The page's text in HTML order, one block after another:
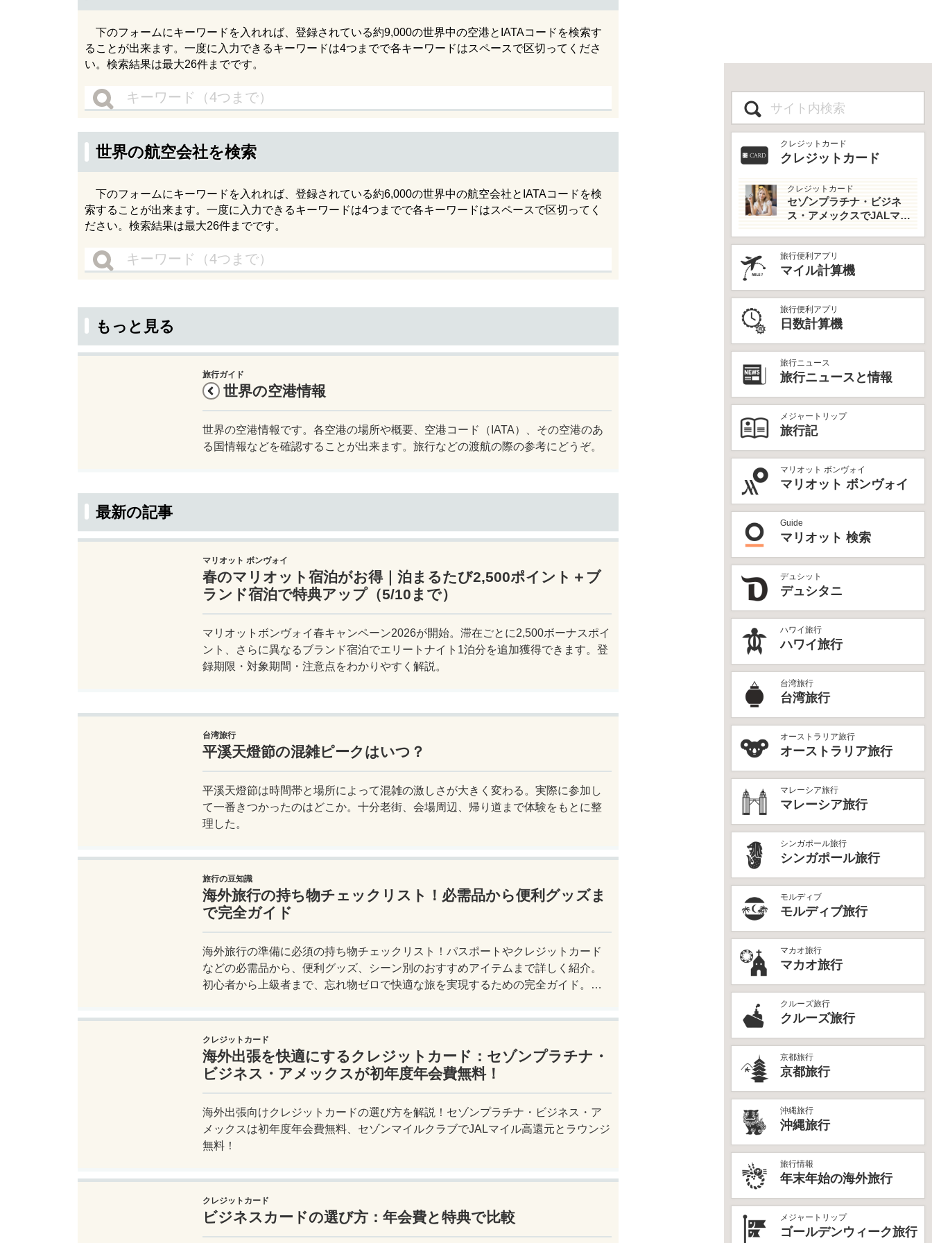
下のフォームにキーワードを入れれば、登録されている約9,000の世界中の空港とIATAコードを検索す
ることが出来ます。一度に入力できるキーワードは4つまでで各キーワードはスペースで区切ってくださ
い。検索結果は最大26件までです。
世界の航空会社を検索
下のフォームにキーワードを入れれば、登録されている約6,000の世界中の航空会社とIATAコードを検
索することが出来ます。一度に入力できるキーワードは4つまでで各キーワードはスペースで区切ってく
ださい。検索結果は最大26件までです。
もっと見る
旅行ガイド
世界の空港情報
世界の空港情報です。各空港の場所や概要、空港コード（IATA）、その空港のあ
る国情報などを確認することが出来ます。旅行などの渡航の際の参考にどうぞ。
最新の記事
マリオット ボンヴォイ
春のマリオット宿泊がお得｜泊まるたび2,500ポイント＋ブ
ランド宿泊で特典アップ（5/10まで）
マリオットボンヴォイ春キャンペーン2026が開始。滞在ごとに2,500ボーナスポイ
ント、さらに異なるブランド宿泊でエリートナイト1泊分を追加獲得できます。登
録期限・対象期間・注意点をわかりやすく解説。
台湾旅行
平溪天燈節の混雑ピークはいつ？
平溪天燈節は時間帯と場所によって混雑の激しさが大きく変わる。実際に参加し
て一番きつかったのはどこか。十分老街、会場周辺、帰り道まで体験をもとに整
理した。
旅行の豆知識
海外旅行の持ち物チェックリスト！必需品から便利グッズま
で完全ガイド
海外旅行の準備に必須の持ち物チェックリスト！パスポートやクレジットカード
などの必需品から、便利グッズ、シーン別のおすすめアイテムまで詳しく紹介。
初心者から上級者まで、忘れ物ゼロで快適な旅を実現するための完全ガイド。メ
クレジットカード
海外出張を快適にするクレジットカード：セゾンプラチナ・
ビジネス・アメックスが初年度年会費無料！
海外出張向けクレジットカードの選び方を解説！セゾンプラチナ・ビジネス・ア
メックスは初年度年会費無料、セゾンマイルクラブでJALマイル高還元とラウンジ
無料！
クレジットカード
ビジネスカードの選び方：年会費と特典で比較
クレジットカード
クレジットカード
クレジットカード
セゾンプラチナ・ビジネ
ス・アメックスでJALマイ
を最大活用！
旅行便利アプリ
マイル計算機
旅行便利アプリ
日数計算機
旅行ニュース
旅行ニュースと情報
メジャートリップ
旅行記
マリオット ボンヴォイ
マリオット ボンヴォイ
Guide
マリオット 検索
デュシット
デュシタニ
ハワイ旅行
ハワイ旅行
台湾旅行
台湾旅行
オーストラリア旅行
オーストラリア旅行
マレーシア旅行
マレーシア旅行
シンガポール旅行
シンガポール旅行
モルディブ
モルディブ旅行
マカオ旅行
マカオ旅行
クルーズ旅行
クルーズ旅行
京都旅行
京都旅行
沖縄旅行
沖縄旅行
旅行情報
年末年始の海外旅行
メジャートリップ
ゴールデンウィーク旅行